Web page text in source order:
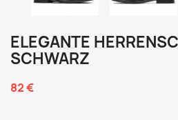
ELEGANTE
SCHWARZ
82 €